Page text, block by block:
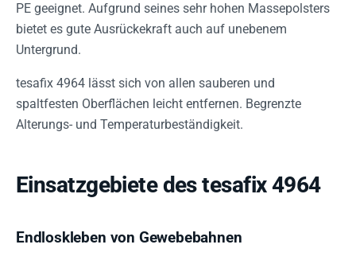
PE geeignet. Aufgrund seines sehr hohen Massepolsters
bietet es gute Ausrückekraft auch auf unebenem
Untergrund.
tesafix 4964 lässt sich von allen sauberen und
spaltfesten Oberflächen leicht entfernen. Begrenzte
Alterungs- und Temperaturbeständigkeit.
Einsatzgebiete des tesafix 4964
Endloskleben von Gewebebahnen